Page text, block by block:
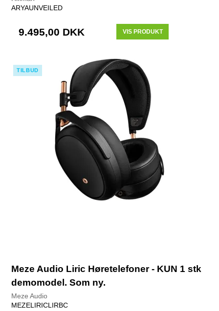
ARYAUNVEILED
9.495,00 DKK VIS PRODUKT
TILBUD
Meze Audio Liric Høretelefoner - KUN 1 stk
demomodel. Som ny.
Meze Audio
MEZELIRICLIRBC